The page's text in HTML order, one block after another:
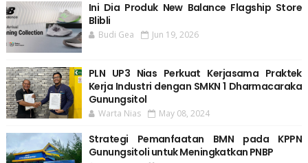
Ini Dia Produk New Balance Flagship Store
Blibli
Budi Gea Jun 19, 2026
PLN UP3 Nias Perkuat Kerjasama Praktek
Kerja Industri dengan SMKN 1 Dharmacaraka
Gunungsitol
Warta Nias May 08, 2024
Strategi Pemanfaatan BMN pada KPPN
Gunungsitoli untuk Meningkatkan PNBP